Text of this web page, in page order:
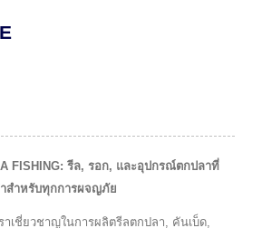
FISHING: รีล, รอก, และอุปกรณ์ตกปลาที่
สำหรับทุกการผจญภัย
าเชี่ยวชาญในการผลิตรีลตกปลา, คันเบ็ด,